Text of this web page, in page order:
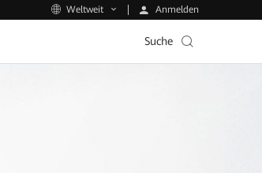
Weltweit Anmelden
Suche